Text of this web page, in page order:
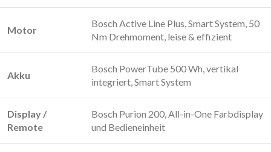
Motor
Bosch Active Line Plus, Smart System, 50
Nm Drehmoment, leise & effizient
Akku
Bosch PowerTube 500 Wh, vertikal
integriert, Smart System
Display /
Remote
Bosch Purion 200, All-in-One Farbdisplay
und Bedieneinheit